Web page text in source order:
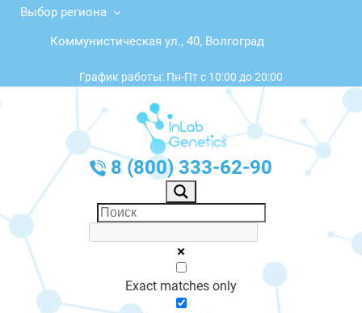
Выбор региона
Коммунистическая ул., 40, Волгоград
График работы: Пн-Пт с 10:00 до 20:00
8 (800) 333-62-90
Exact matches only